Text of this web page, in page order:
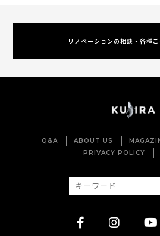
リノベーションの相談・各種
Q&A ABOUT US
PRIVACY POLICY